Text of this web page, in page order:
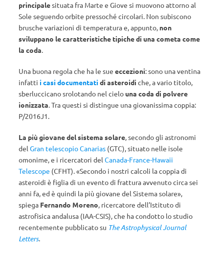
principalesituata fra Marte e Giove si muovono attorno al
Sole seguendo orbite pressoché circolari. Non subiscono
brusche variazioni di temperatura e, appunto, non
sviluppano le caratteristiche tipiche di una cometa come
la coda.
Una buona regola che ha le sue eccezioni: sono una ventina
infatti i casi documentatidi asteroidi che, a vario titolo,
sberluccicano srolotando nel cielo una coda di polvere
ionizzata. Tra questi si distingue una giovanissima coppia:
P/2016J1.
La più giovane del sistema solare, secondo gli astronomi
del Gran telescopio Canarias (GTC), situato nelle isole
omonime, e i ricercatori del Canada-France-Hawaii
Telescope (CFHT). «Secondo i nostri calcoli la coppia di
asteroidi è figlia di un evento di frattura avvenuto circa sei
anni fa, ed è quindi la più giovane del Sistema solare»,
spiega Fernando Moreno, ricercatore dell’Istituto di
astrofisica andalusa (IAA-CSIS), che ha condotto lo studio
recentemente pubblicato su The Astrophysical Journal
Letters.